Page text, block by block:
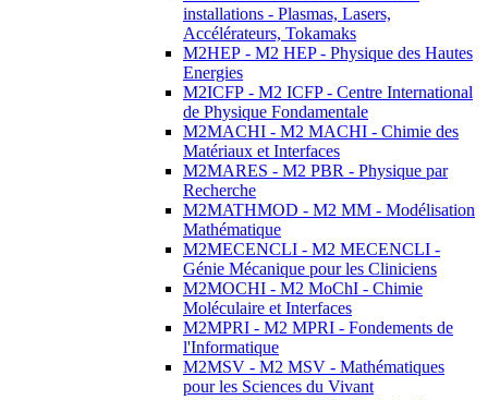
installations - Plasmas, Lasers,
Accélérateurs, Tokamaks
M2HEP - M2 HEP - Physique des Hautes
Energies
M2ICFP - M2 ICFP - Centre International
de Physique Fondamentale
M2MACHI - M2 MACHI - Chimie des
Matériaux et Interfaces
M2MARES - M2 PBR - Physique par
Recherche
M2MATHMOD - M2 MM - Modélisation
Mathématique
M2MECENCLI - M2 MECENCLI -
Génie Mécanique pour les Cliniciens
M2MOCHI - M2 MoChI - Chimie
Moléculaire et Interfaces
M2MPRI - M2 MPRI - Fondements de
l'Informatique
M2MSV - M2 MSV - Mathématiques
pour les Sciences du Vivant